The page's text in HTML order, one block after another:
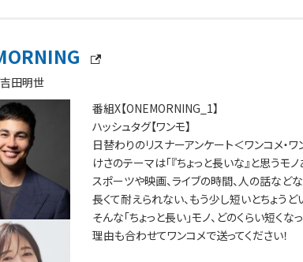
田明世
番組X【ONEMORNING_1】
ハッシュタグ【ワンモ】
日替わりのリスナーアンケート＜ワンコメ・ワ
けさのテーマは「『ちょっと長いな』と思うモノ
スポーツや映画、ライブの時間、人の話などな
長くて耐えられない、もう少し短いとちょうど
そんな「ちょっと長い」モノ、どのくらい短くな
理由も合わせてワンコメで送ってください！